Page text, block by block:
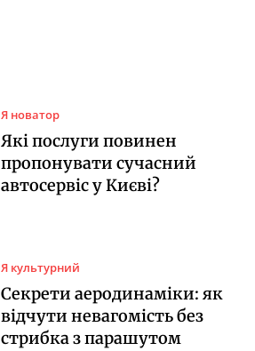
Я новатор
Які послуги повинен
пропонувати сучасний
автосервіс у Києві?
Я культурний
Секрети аеродинаміки: як
відчути невагомість без
стрибка з парашутом